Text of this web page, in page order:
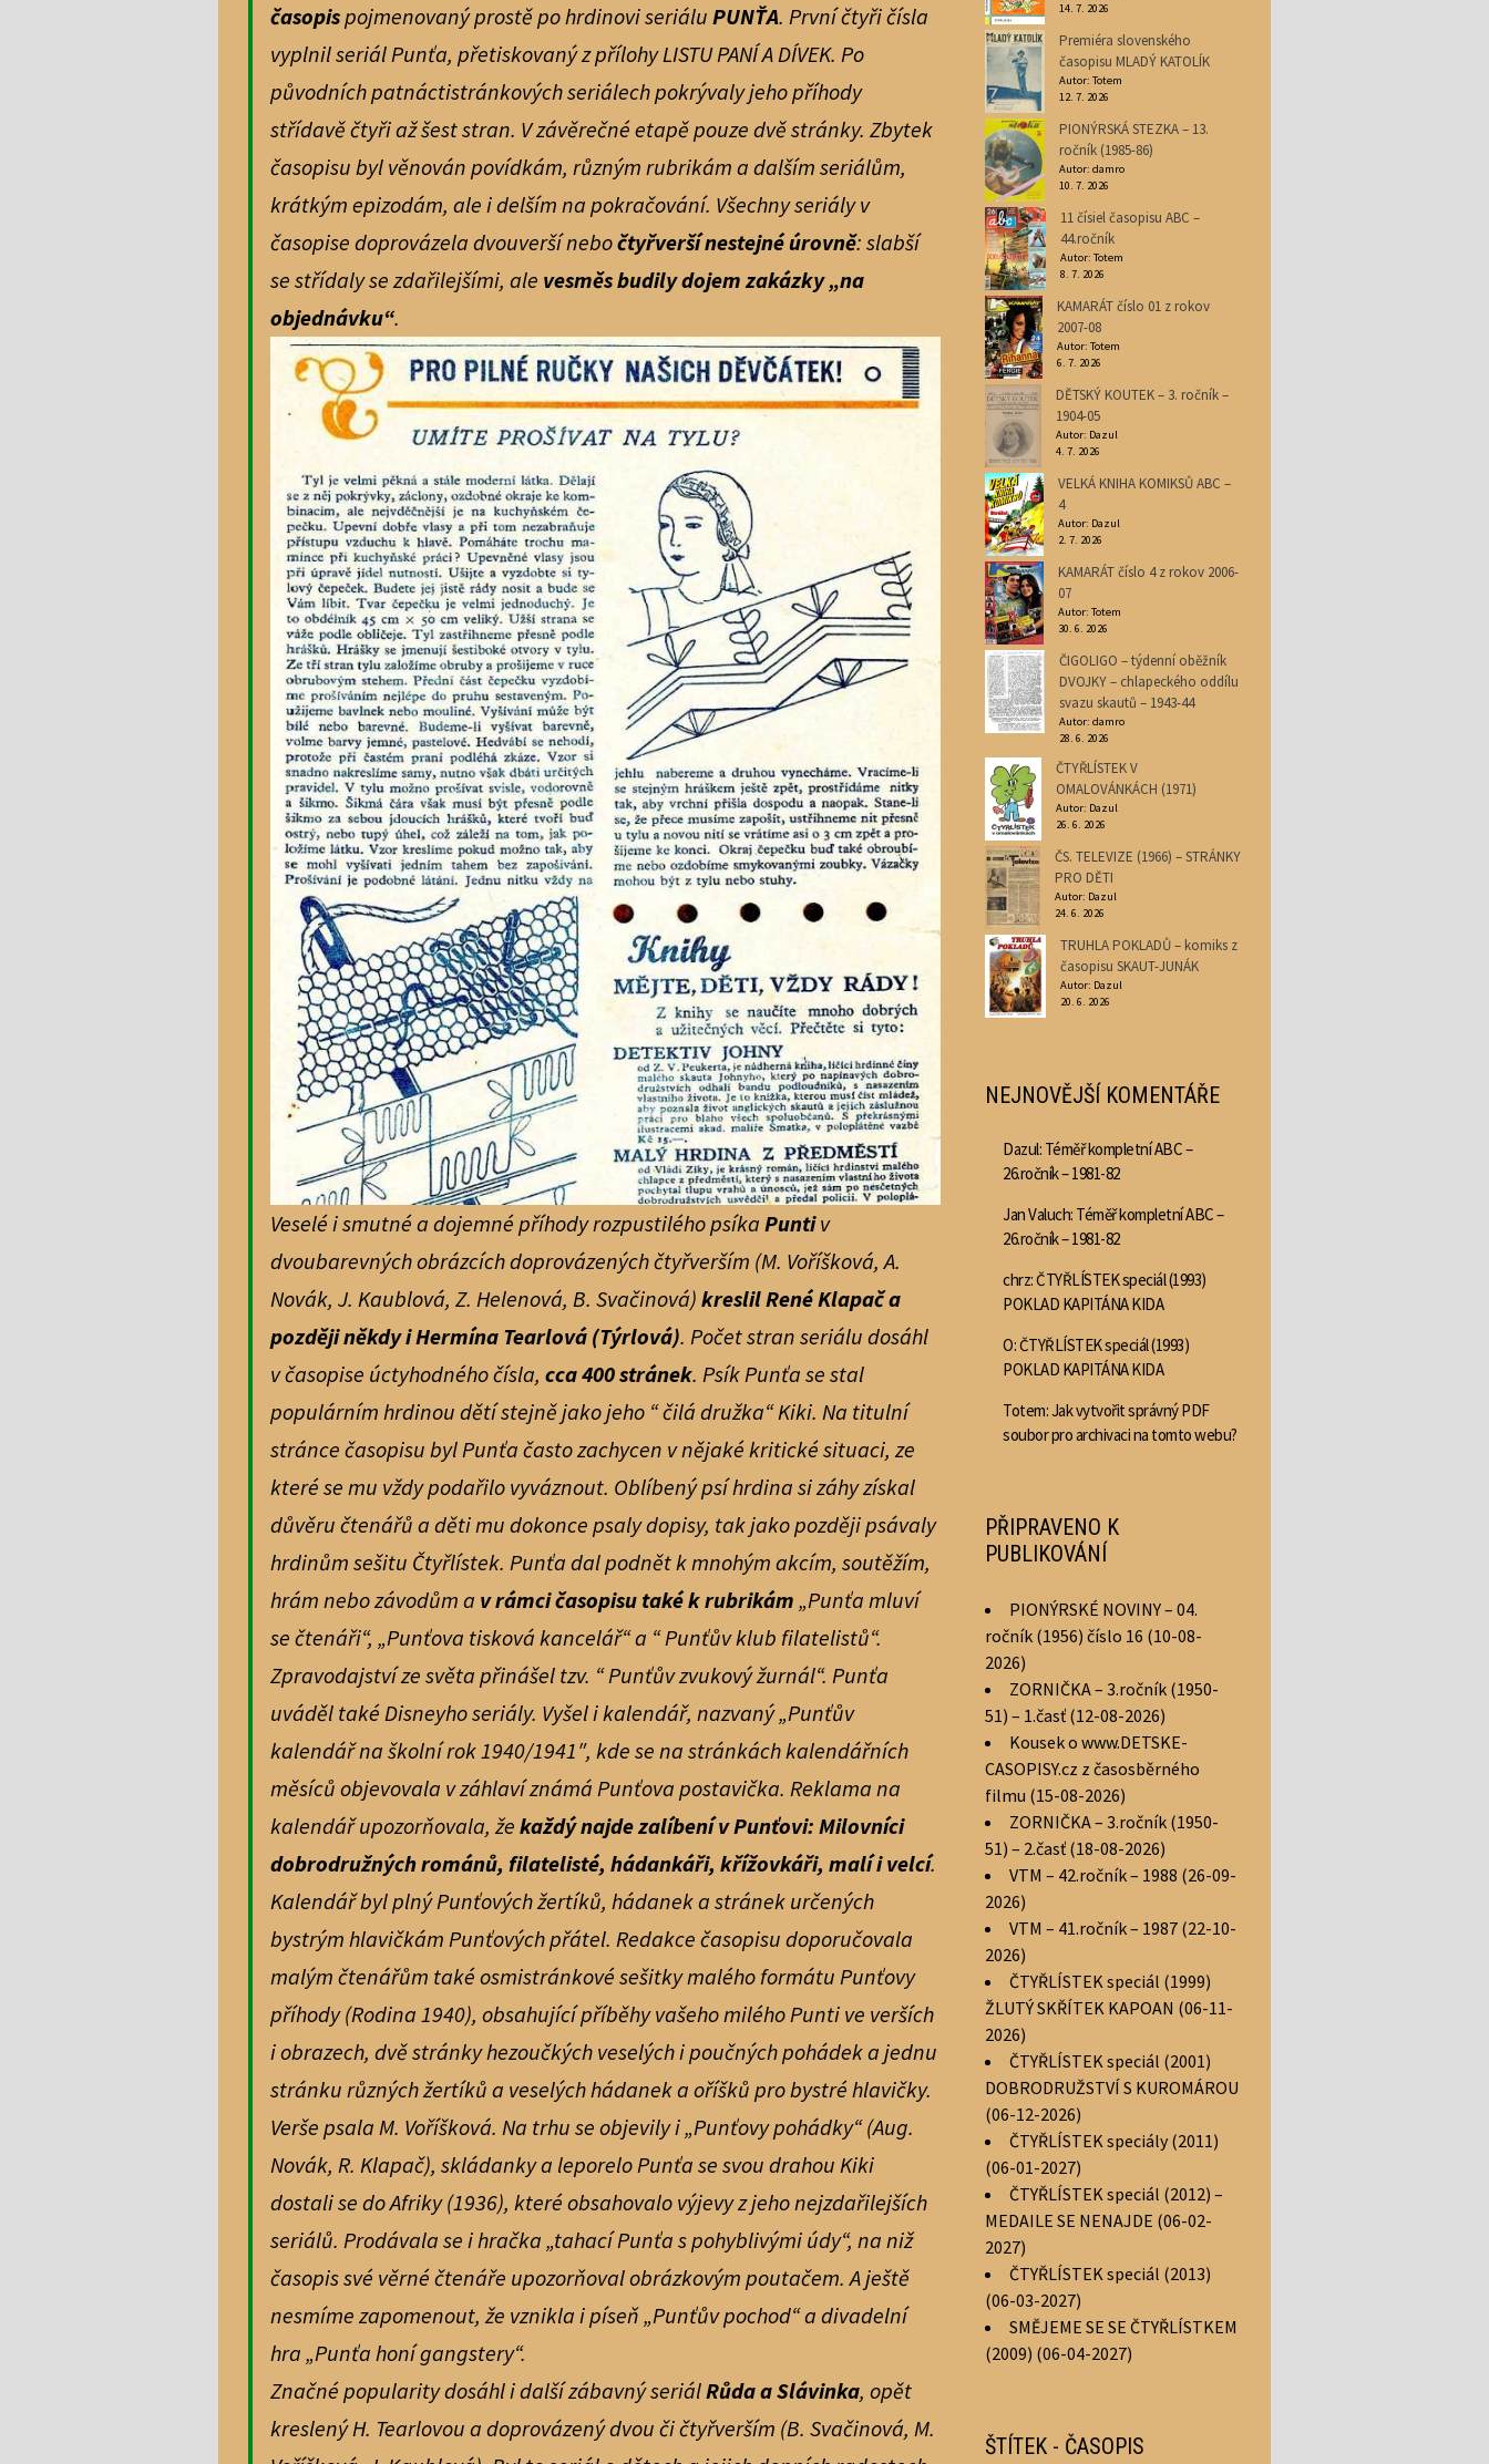
časopispojmenovaný prostě po hrdinovi seriáluPUNŤA. První čtyři čísla
vyplnil seriál Punťa, přetiskovaný z přílohy LISTU PANÍ A DÍVEK. Po
původních patnáctistránkových seriálech pokrývaly jeho příhody
střídavě čtyři až šest stran. V závěrečné etapě pouze dvě stránky. Zbytek
časopisu byl věnován povídkám, různým rubrikám a dalším seriálům,
krátkýmepizodám, ale i delším na pokračování. Všechny seriály v
časopise doprovázela dvouverší nebočtyřverší nestejné úrovně: slabší
se střídaly se zdařilejšími, ale vesměs budily dojem zakázky „na
objednávku“.
Veselé i smutné a dojemné příhody rozpustilého psíkaPuntiv
dvoubarevných obrázcích doprovázených čtyřverším (M. Voříšková, A.
Novák, J. Kaublová, Z. Helenová, B. Svačinová)kreslil René Klapač a
později někdy i Hermína Tearlová (Týrlová). Počet stran seriálu dosáhl
v časopise úctyhodného čísla,cca 400 stránek. Psík Punťa se stal
populárním hrdinou dětí stejně jako jeho “ čilá družka“ Kiki. Na titulní
stránce časopisu byl Punťa často zachycen v nějaké kritické situaci, ze
které se mu vždy podařilo vyváznout. Oblíbený psí hrdina si záhy získal
důvěru čtenářů a děti mu dokonce psaly dopisy, tak jako později psávaly
hrdinům sešitu Čtyřlístek. Punťa dal podnět k mnohým akcím, soutěžím,
hrám nebo závodům a v rámci časopisu také k rubrikám „Punťa mluví
se čtenáři“, „Punťova tisková kancelář“ a “ Punťův klub filatelistů“.
Zpravodajství ze světa přinášel tzv. “ Punťův zvukový žurnál“. Punťa
uváděl také Disneyho seriály. Vyšel i kalendář, nazvaný „Punťův
kalendář na školní rok 1940/1941″, kde se na stránkách kalendářních
měsíců objevovala v záhlaví známá Punťova postavička. Reklama na
kalendář upozorňovala, žekaždý najde zalíbení v Punťovi: Milovníci
dobrodružných románů, filatelisté, hádankáři, křížovkáři, malí i velcí.
Kalendář byl plný Punťových žertíků, hádanek a stránek určených
bystrým hlavičkám Punťových přátel. Redakce časopisu doporučovala
malým čtenářům také osmistránkové sešitky malého formátu Punťovy
příhody (Rodina 1940), obsahující příběhy vašeho milého Punti ve verších
i obrazech, dvě stránky hezoučkých veselých i poučných pohádek a jednu
stránku různých žertíků a veselých hádanek a oříšků pro bystré hlavičky.
Verše psala M. Voříšková. Na trhu se objevily i „Punťovy pohádky“ (Aug.
Novák, R. Klapač), skládanky a leporelo Punťa se svou drahou Kiki
dostali se do Afriky (1936), které obsahovalo výjevy z jeho nejzdařilejších
seriálů. Prodávala se i hračka „tahací Punťa s pohyblivými údy“, na niž
časopis své věrné čtenáře upozorňoval obrázkovým poutačem. A ještě
nesmíme zapomenout, že vznikla i píseň „Punťův pochod“ a divadelní
hra „Punťa honí gangstery“.
Značné popularity dosáhl i další zábavný seriálRůda a Slávinka, opět
kreslený H. Tearlovou a doprovázený dvou či čtyřverším (B. Svačinová, M.
14. 7. 2026
Premiéra slovenského
časopisu MLADÝ KATOLÍK
Autor: Totem
12. 7. 2026
PIONÝRSKÁ STEZKA – 13.
ročník (1985-86)
Autor: damro
10. 7. 2026
11 čísiel časopisu ABC –
44.ročník
Autor: Totem
8. 7. 2026
KAMARÁT číslo 01 z rokov
2007-08
Autor: Totem
6. 7. 2026
DĚTSKÝ KOUTEK – 3. ročník –
1904-05
Autor: Dazul
4. 7. 2026
VELKÁ KNIHA KOMIKSŮ ABC –
4
Autor: Dazul
2. 7. 2026
KAMARÁT číslo 4 z rokov 2006-
07
Autor: Totem
30. 6. 2026
ČIGOLIGO – týdenní oběžník
DVOJKY – chlapeckého oddílu
svazu skautů – 1943-44
Autor: damro
28. 6. 2026
ČTYŘLÍSTEK V
OMALOVÁNKÁCH (1971)
Autor: Dazul
26. 6. 2026
ČS. TELEVIZE (1966) – STRÁNKY
PRO DĚTI
Autor: Dazul
24. 6. 2026
TRUHLA POKLADŮ – komiks z
časopisu SKAUT-JUNÁK
Autor: Dazul
20. 6. 2026
NEJNOVĚJŠÍ KOMENTÁŘE
Dazul: Téměř kompletní ABC –
26.ročník – 1981-82
Jan Valuch: Téměř kompletní ABC –
26.ročník – 1981-82
chrz:ČTYŘLÍSTEK speciál (1993)
POKLAD KAPITÁNA KIDA
O:ČTYŘLÍSTEK speciál (1993)
POKLAD KAPITÁNA KIDA
Totem:Jak vytvořit správný PDF
soubor pro archivaci na tomto webu?
PŘIPRAVENO K
PUBLIKOVÁNÍ
PIONÝRSKÉ NOVINY – 04.
ročník (1956) číslo 16 (10-08-
2026)
ZORNIČKA – 3.ročník (1950-
51) – 1.časť (12-08-2026)
Kousek o www.DETSKE-
CASOPISY.cz z časosběrného
filmu (15-08-2026)
ZORNIČKA – 3.ročník (1950-
51) – 2.časť (18-08-2026)
VTM – 42.ročník – 1988 (26-09-
2026)
VTM – 41.ročník – 1987 (22-10-
2026)
ČTYŘLÍSTEK speciál (1999)
ŽLUTÝ SKŘÍTEK KAPOAN (06-11-
2026)
ČTYŘLÍSTEK speciál (2001)
DOBRODRUŽSTVÍ S KUROMÁROU
(06-12-2026)
ČTYŘLÍSTEK speciály (2011)
(06-01-2027)
ČTYŘLÍSTEK speciál (2012) –
MEDAILE SE NENAJDE (06-02-
2027)
ČTYŘLÍSTEK speciál (2013)
(06-03-2027)
SMĚJEME SE SE ČTYŘLÍSTKEM
(2009) (06-04-2027)
ŠTÍTEK - ČASOPIS